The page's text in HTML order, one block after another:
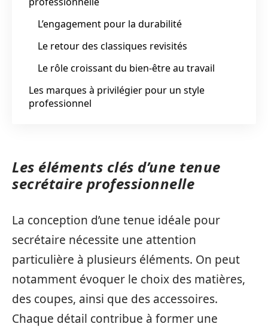
L’engagement pour la durabilité
Le retour des classiques revisités
Le rôle croissant du bien-être au travail
Les marques à privilégier pour un style
professionnel
Les éléments clés d’une tenue
secrétaire professionnelle
La conception d’une tenue idéale pour
secrétaire nécessite une attention
particulière à plusieurs éléments. On peut
notamment évoquer le choix des matières,
des coupes, ainsi que des accessoires.
Chaque détail contribue à former une